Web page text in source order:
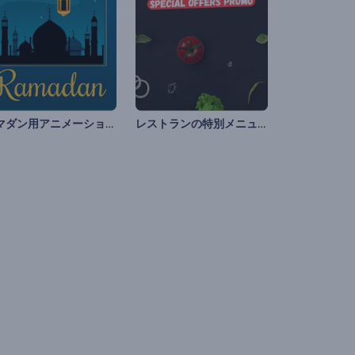
ラマダン用アニメーションのリール レストランの特別メニューのプロモーション